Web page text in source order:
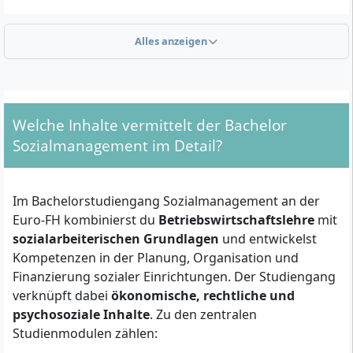
Welche formalen Voraussetzungen musst du für
das Studium erfüllen?
benötigst du
keine allgemeine Hochschulreife
zwingend. Es gibt drei Zulassungswege:
Allgemeine Hochschulreife (Abitur),
Fachhochschulreife
Fachspezifische Fortbildungsprüfung(z. B.
Meisterprüfung, Fachwirt/in, IHK-Prüfungen oder
vergleichbare Aufstiegsfortbildung nach
Berufsbildungsgesetz)
Abgeschlossene Berufsausbildung(mindestens
zweijährig) plusmindestens drei Jahre
Berufserfahrungin einem verwandten
Alles anzeigen
Welche Inhalte vermittelt der Bachelor
Sozialmanagement im Detail?
Im Bachelorstudiengang Sozialmanagement an der
Euro-FH kombinierst du Betriebswirtschaftslehre mit
sozialarbeiterischen Grundlagen und entwickelst
Kompetenzen in der Planung, Organisation und
Finanzierung sozialer Einrichtungen. Der Studiengang
verknüpft dabei ökonomische, rechtliche und
psychosoziale Inhalte. Zu den zentralen
Studienmodulen zählen: